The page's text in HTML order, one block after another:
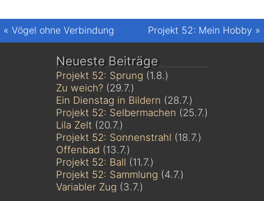
« Vögel ohne Verbindung Projekt 52: Mein Hobby »
Neueste Beiträge
Projekt 52: Sprung (1.8.)
Zu weich? (29.7.)
Ein Dienstag in Bildern (28.7.)
Projekt 52: Selbermachen (25.7.)
Lila Zelt (20.7.)
Projekt 52: Sonnenstrahl (18.7.)
Offenbad (13.7.)
Projekt 52: Ball (11.7.)
Projekt 52: Sammlung (4.7.)
Variabler Zug (3.7.)